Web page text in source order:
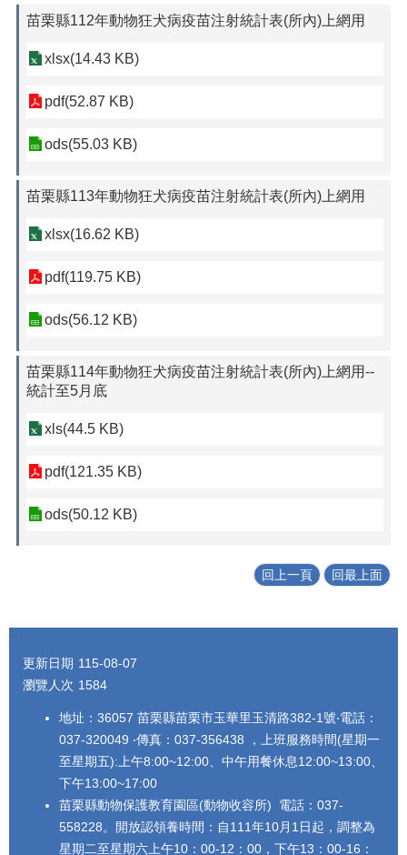
苗栗縣112年動物狂犬病疫苗注射統計表(所內)上網用
xlsx(14.43 KB)
pdf(52.87 KB)
ods(55.03 KB)
苗栗縣113年動物狂犬病疫苗注射統計表(所內)上網用
xlsx(16.62 KB)
pdf(119.75 KB)
ods(56.12 KB)
苗栗縣114年動物狂犬病疫苗注射統計表(所內)上網用--
統計至5月底
xls(44.5 KB)
pdf(121.35 KB)
ods(50.12 KB)
回上一頁 回最上面
:::
更新日期 115-08-07
瀏覽人次 1584
地址：36057 苗栗縣苗栗市玉華里玉清路382-1號‧電話：
037-320049 ‧傳真：037-356438 ，上班服務時間(星期一
至星期五):上午8:00~12:00、中午用餐休息12:00~13:00、
下午13:00~17:00
苗栗縣動物保護教育園區(動物收容所) 電話：037-
558228。開放認領養時間：自111年10月1日起，調整為
星期二至星期六上午10：00-12：00，下午13：00-16：